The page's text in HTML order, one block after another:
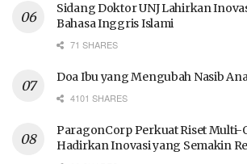
Sidang Doktor UNJ Lahirkan
Bahasa Inggris Islami
71 SHARES
Doa Ibu yang Mengubah Nasib
4101 SHARES
ParagonCorp Perkuat Riset Multi-
Hadirkan Inovasi yang Semakin